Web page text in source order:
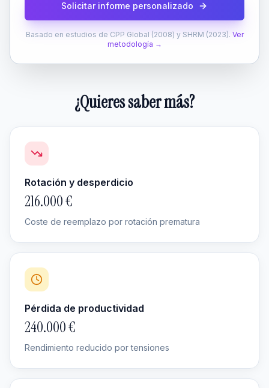
Solicitar informe personalizado
Basado en estudios de CPP Global (2008) y SHRM (2023). Ver
metodología →
¿Quieres saber más?
Rotación y desperdicio
216.000 €
Coste de reemplazo por rotación prematura
Pérdida de productividad
240.000 €
Rendimiento reducido por tensiones